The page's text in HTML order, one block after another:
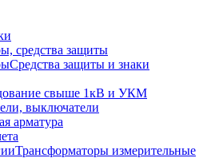
средства защиты
Средства защиты и знаки
свыше 1кВ и УКМ
выключатели
арматура
Трансформаторы измерительные